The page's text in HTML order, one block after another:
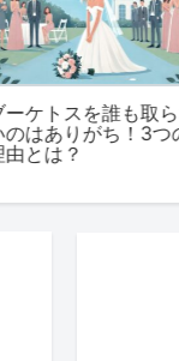
結婚式の写真を
い私は変？強い
乗り越え方